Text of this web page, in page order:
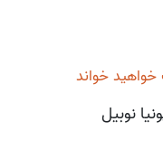
خواند
نوبیل